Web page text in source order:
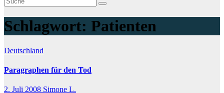
Schlagwort: Patienten
Deutschland
Paragraphen für den Tod
2. Juli 2008 Simone L.